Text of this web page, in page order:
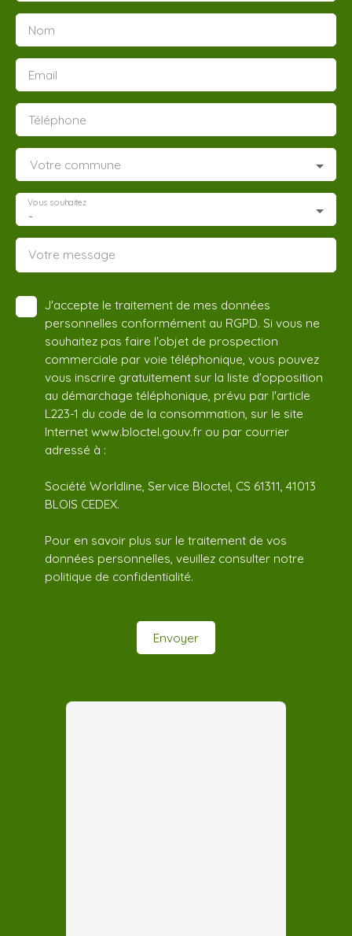
Nom
Email
Téléphone
Votre commune
-
Vous souhaitez
Votre message
J'accepte le traitement de mes données
personnelles conformément au RGPD. Si vous ne
souhaitez pas faire l'objet de prospection
commerciale par voie téléphonique, vous pouvez
vous inscrire gratuitement sur la liste d'opposition
au démarchage téléphonique, prévu par l'article
L223-1 du code de la consommation, sur le site
Internet www.bloctel.gouv.fr ou par courrier
adressé à :
Société Worldline, Service Bloctel, CS 61311, 41013
BLOIS CEDEX.
Pour en savoir plus sur le traitement de vos
données personnelles, veuillez consulter notre
politique de confidentialité.
Envoyer